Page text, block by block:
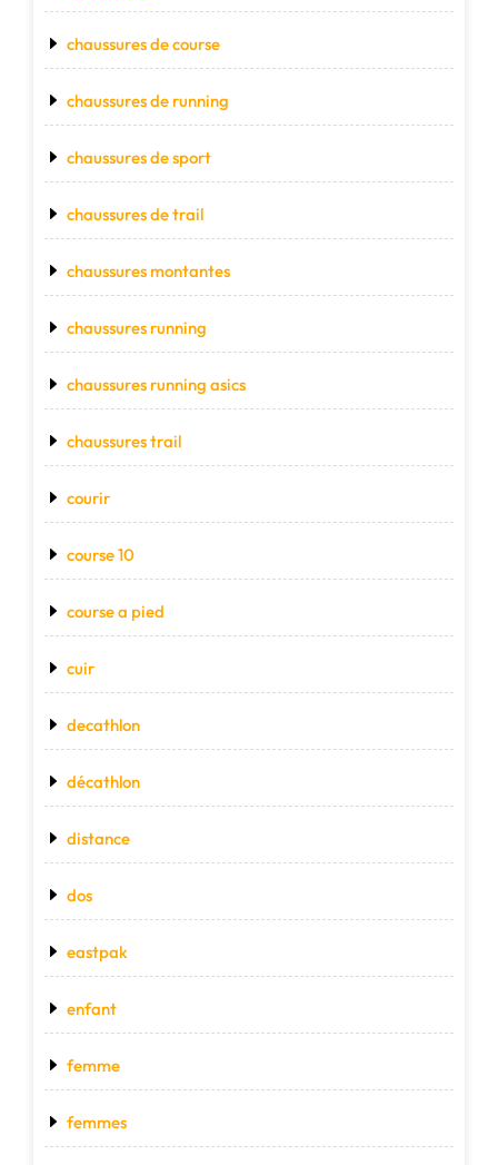
chaussures de course
chaussures de running
chaussures de sport
chaussures de trail
chaussures montantes
chaussures running
chaussures running asics
chaussures trail
courir
course 10
course a pied
cuir
decathlon
décathlon
distance
dos
eastpak
enfant
femme
femmes